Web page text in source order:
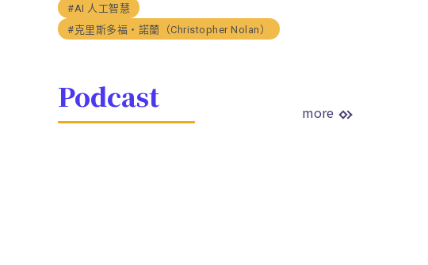
#AI 人工智慧
#克里斯多福・諾蘭（Christopher Nolan）
Podcast more